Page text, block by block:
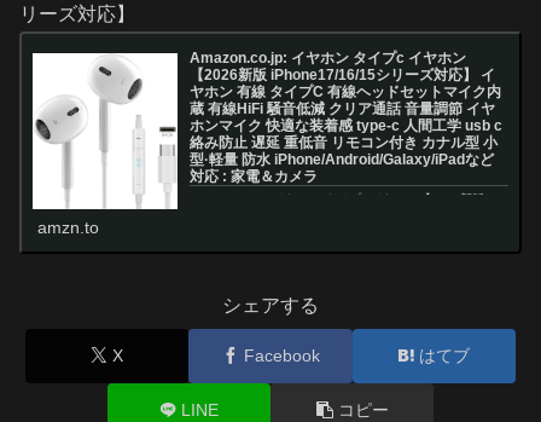
リーズ対応】
Amazon.co.jp: イヤホン タイプc イヤホン
【2026新版 iPhone17/16/15シリーズ対応】 イ
ヤホン 有線 タイプC 有線ヘッドセットマイク内
蔵 有線HiFi 騒音低減 クリア通話 音量調節 イヤ
ホンマイク 快適な装着感 type-c 人間工学 usb c
絡み防止 遅延 重低音 リモコン付き カナル型 小
型·軽量 防水 iPhone/Android/Galaxy/iPadなど
対応 : 家電＆カメラ
Amazon.co.jp: イヤホン タイプc イヤホン【2026新版
amzn.to
シェアする
X Facebook はてブ
LINE コピー